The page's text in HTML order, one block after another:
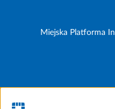
Miejska Platforma